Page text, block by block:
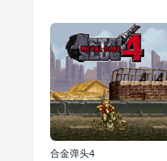
合金弹头4